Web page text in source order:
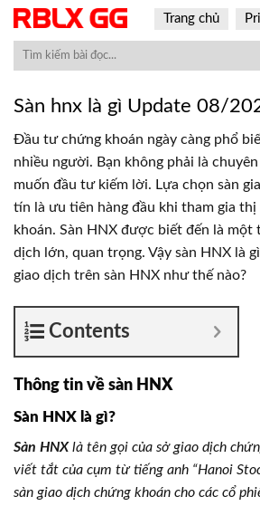
Skip
content
Trang chủ
Sàn hnx là gì Update 08/
Đầu tư chứng khoán ngày càng phổ
nhiều người. Bạn không phải là
muốn đầu tư kiếm lời. Lựa chọn sàn
tín là ưu tiên hàng đầu khi tham gia
khoán. Sàn HNX được biết đến là một
dịch lớn, quan trọng. Vậy sàn HNX là
giao dịch trên sàn HNX như thế nào?
Contents
Thông tin về sàn HNX
Sàn HNX là gì?
Sàn HNXlà tên gọi của sở giao dịch
viết tắt của cụm từ tiếng anh “Hanoi
sàn giao dịch chứng khoán cho các cổ